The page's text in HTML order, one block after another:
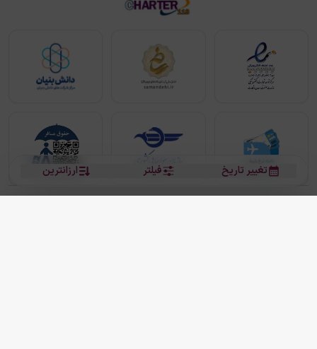
ارزانترین فیلتر تغییر تاریخ